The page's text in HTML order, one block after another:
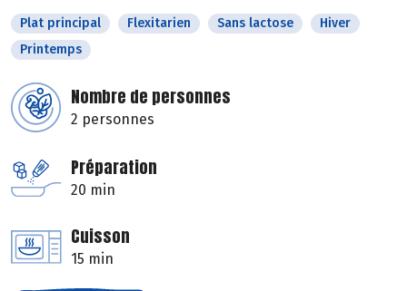
Plat principal Flexitarien Sans lactose
Hiver
Printemps
Nombre de personnes
2 personnes
Préparation
20 min
Cuisson
15 min